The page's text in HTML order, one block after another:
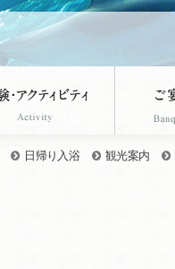
日帰り入浴 観光案内